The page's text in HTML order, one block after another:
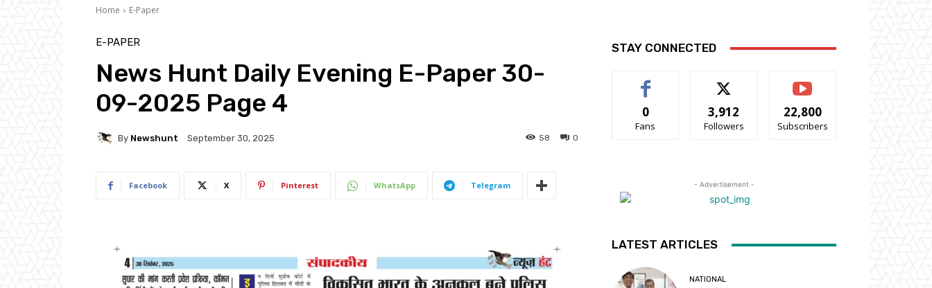
Home E-Paper
E-PAPER
News Hunt Daily Evening E-Paper 30-
09-2025 Page 4
By Newshunt September 30, 2025 0
58
Facebook X Pinterest WhatsApp Telegram
STAY CONNECTED
0
Fans
3,912
Followers
22,800
Subscribers
- Advertisement -
LATEST ARTICLES
NATIONAL